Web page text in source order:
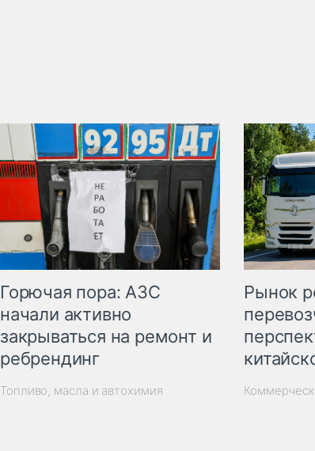
Горючая пора: АЗС
начали активно
закрываться на ремонт и
ребрендинг
Топливо, масла и автохимия
Рынок